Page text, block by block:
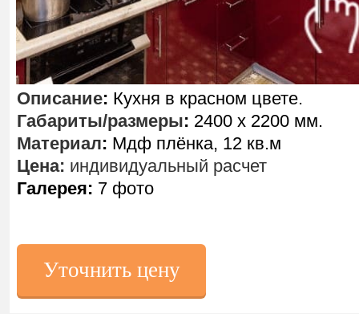
Уточнить цену
Описание: Кухня в красном цвете.
Габариты/размеры: 2400 х 2200 мм.
Материал: Мдф плёнка, 12 кв.м
Цена: индивидуальный расчет
Галерея: 7 фото